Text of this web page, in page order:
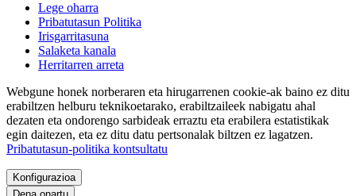
Lege oharra
Pribatutasun Politika
Irisgarritasuna
Salaketa kanala
Herritarren arreta
Webgune honek norberaren eta hirugarrenen cookie-ak baino ez ditu
erabiltzen helburu teknikoetarako, erabiltzaileek nabigatu ahal
dezaten eta ondorengo sarbideak erraztu eta erabilera estatistikak
egin daitezen, eta ez ditu datu pertsonalak biltzen ez lagatzen.
Pribatutasun-politika kontsultatu
Konfigurazioa